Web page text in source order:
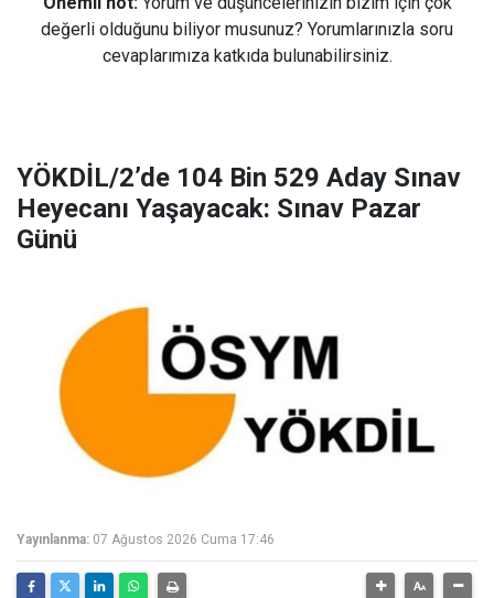
değerli olduğunu biliyor musunuz? Yorumlarınızla soru
cevaplarımıza katkıda bulunabilirsiniz.
YÖKDİL/2’de 104 Bin 529 Aday Sınav
Heyecanı Yaşayacak: Sınav Pazar
Günü
Yayınlanma: 07 Ağustos 2026 Cuma 17:46